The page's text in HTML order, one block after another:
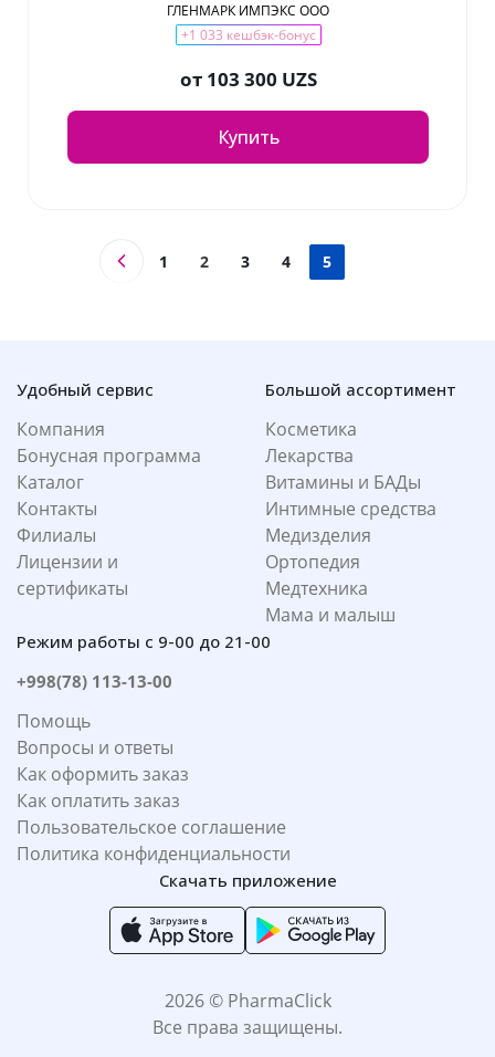
ГЛЕНМАРК ИМПЭКС ООО
+1 033 кешбэк-бонус
от 103 300 UZS
Купить
1 2 3 4 5
Удобный сервис
Компания
Бонусная программа
Каталог
Контакты
Филиалы
Лицензии и
сертификаты
Большой ассортимент
Косметика
Лекарства
Витамины и БАДы
Интимные средства
Медизделия
Ортопедия
Медтехника
Мама и малыш
Режим работы с 9-00 до 21-00
+998(78) 113-13-00
Помощь
Вопросы и ответы
Как оформить заказ
Как оплатить заказ
Пользовательское соглашение
Политика конфиденциальности
Скачать приложение
2026 © PharmaClick
Все права защищены.